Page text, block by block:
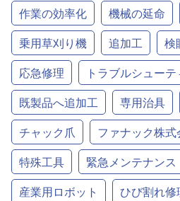
作業の効率化
機械の延命
乗用草刈り機
追加工 検
応急修理
トラブルシュー
既製品へ追加工
専用治具
チャック爪
ファナック株式
特殊工具
緊急メンテナンス
産業用ロボット
ひび割れ修